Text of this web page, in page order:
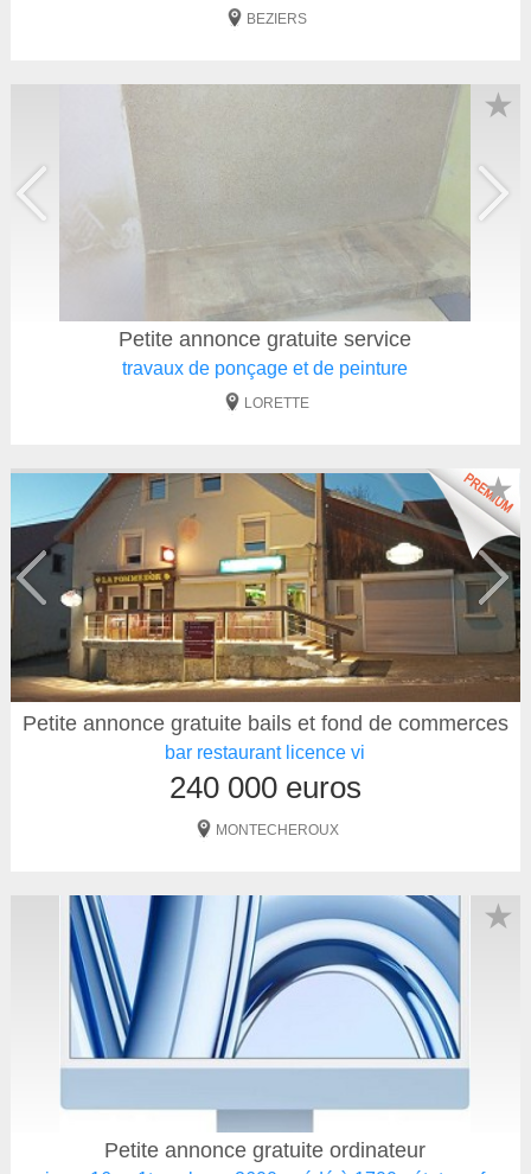
BEZIERS
Petite annonce gratuite service
travaux de ponçage et de peinture
LORETTE
★
Petite annonce gratuite bails et fond de commerces
bar restaurant licence vi
240 000 euros
MONTECHEROUX
★
Petite annonce gratuite ordinateur
★